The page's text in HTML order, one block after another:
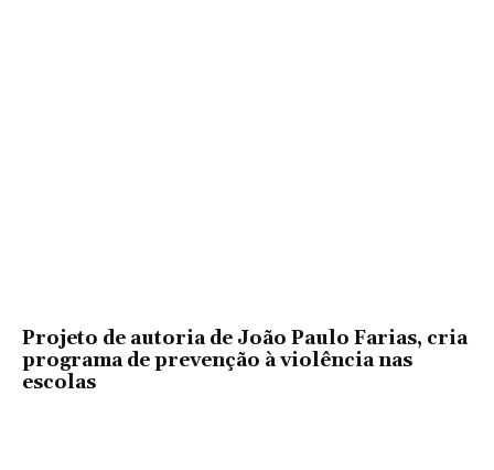
Projeto de autoria de João Paulo Farias, cria
programa de prevenção à violência nas
escolas